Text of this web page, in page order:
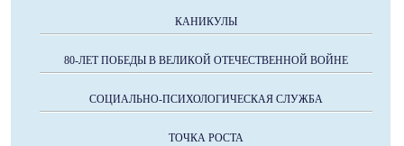
КАНИКУЛЫ
80-ЛЕТ ПОБЕДЫ В ВЕЛИКОЙ ОТЕЧЕСТВЕННОЙ ВОЙНЕ
СОЦИАЛЬНО-ПСИХОЛОГИЧЕСКАЯ СЛУЖБА
ТОЧКА РОСТА